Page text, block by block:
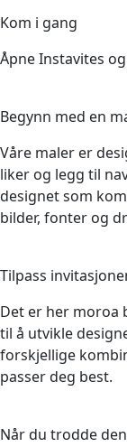
Kom i gang
Åpne Instavites
Begynn med en
Våre maler er
liker og legg til
designet som
bilder, fonter og
Tilpass
Det er her moroa
til å utvikle
forskjellige
passer deg best.
Når du trodde